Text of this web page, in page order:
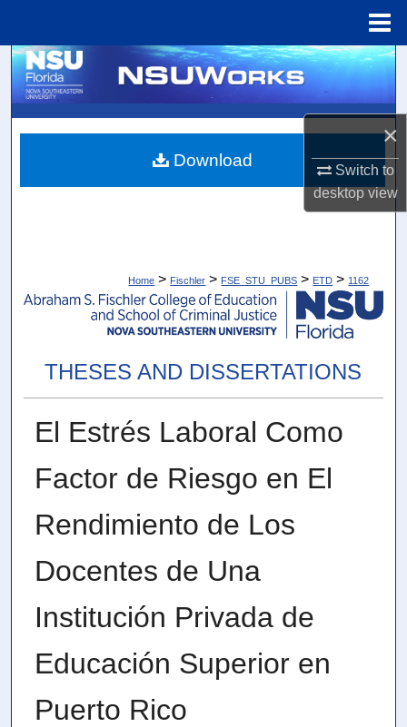
×
Switch to
desktopview
Search
My Account
Home > Fischler > FSE_STU_PUBS > ETD > 1162
THESES AND DISSERTATIONS
El Estrés Laboral Como
Factor de Riesgo en El
Rendimiento de Los
Docentes de Una
Institución Privada de
Educación Superior en
Puerto Rico
Download